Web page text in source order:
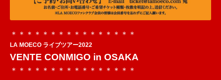
＊＊＊＊＊＊＊＊＊＊＊＊＊＊ ＊＊
LA MOECO ライブツアー2022
VENTE CONMIGO in OSAKA
＊＊＊＊＊＊＊＊＊＊＊＊＊＊ ＊＊